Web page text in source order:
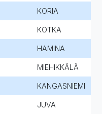
KORIA
KOTKA
HAMINA
MIEHIKKÄLÄ
KANGASNIEMI
JUVA